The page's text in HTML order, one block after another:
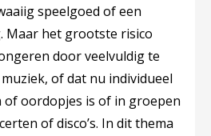
speelgoed of een
Maar het grootste risico
door veelvuldig te
of dat nu individueel
oordopjes is of in groepen
of disco’s. In dit thema